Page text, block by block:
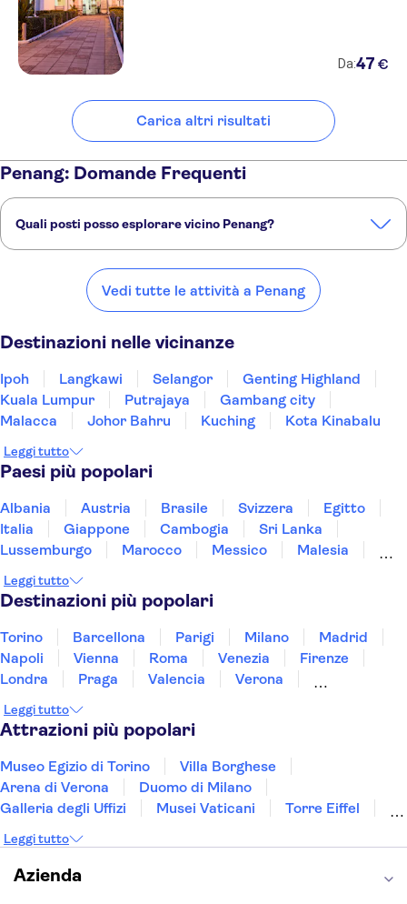
Da:47 €
Carica altri risultati
Penang: Domande Frequenti
Quali posti posso esplorare vicino Penang?
Langkawi Selangor Genting Highland Kuala Lumpur
Vedi tutte le attività a Penang
Destinazioni nelle vicinanze
Ipoh Langkawi Selangor
Genting Highland
Kuala Lumpur
Putrajaya
Gambang city
Malacca
Johor Bahru Kuching Kota Kinabalu
Leggi tutto
Paesi più popolari
Albania Austria Brasile Svizzera
Egitto
Italia
Giappone Cambogia
Sri Lanka
Lussemburgo
Marocco Messico
Malesia
Tunisia
Turchia Vietnam
Leggi tutto
Destinazioni più popolari
Torino Barcellona Parigi Milano
Madrid
Napoli
Vienna Roma Venezia
Firenze
Londra
Praga Valencia
Verona
Genova
Palermo
Leggi tutto
Attrazioni più popolari
Museo Egizio di Torino
Villa Borghese
Arena di Verona
Duomo di Milano
Galleria degli Uffizi
Musei Vaticani
Torre Eiffel
Reggia di Caserta
Teatro alla Scala
Sagrada Familia
Leggi tutto
Azienda